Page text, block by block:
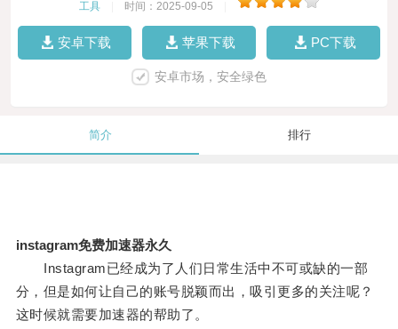
工具 时间：2025-09-05
安卓下载 苹果下载 PC下载
安卓市场，安全绿色
简介 排行
instagram免费加速器永久
Instagram已经成为了人们日常生活中不可或缺的一部
分，但是如何让自己的账号脱颖而出，吸引更多的关注呢？
这时候就需要加速器的帮助了。